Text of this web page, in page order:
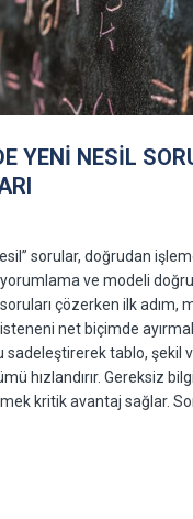
YENI NESIL
sorular, doğrudan
ve modeli
çözerken ilk adım,
net biçimde
tablo, şekil
hızlandırır. Gereksiz
kritik avantaj sağlar.